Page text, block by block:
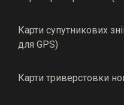
Карти супутникових
для GPS)
Карти триверстовки